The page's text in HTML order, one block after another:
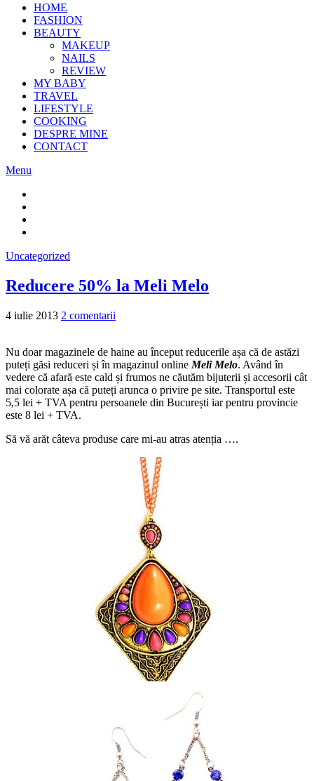
HOME
FASHION
BEAUTY
MAKEUP
NAILS
REVIEW
MY BABY
TRAVEL
LIFESTYLE
COOKING
DESPRE MINE
CONTACT
Menu
Uncategorized
Reducere 50% la Meli Melo
4 iulie 2013 2 comentarii
Nu doar magazinele de haine au început reducerile așa că de astăzi
puteți găsi reduceri și în magazinul online Meli Melo. Având în
vedere că afară este cald și frumos ne căutăm bijuterii și accesorii cât
mai colorate așa că puteți arunca o privire pe site. Transportul este
5,5 lei + TVA pentru persoanele din București iar pentru provincie
este 8 lei + TVA.
Să vă arăt câteva produse care mi-au atras atenția ….